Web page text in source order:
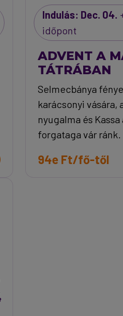
Indulás: Dec. 04.
időpont
ADVENT A
TÁTRÁBAN
Selmecbánya
karácsonyi vására,
nyugalma és
forgataga vár ránk.
94e Ft/fő-től